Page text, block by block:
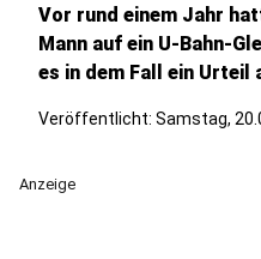
Vor rund einem Jahr
Mann auf ein U-Bahn-
es in dem Fall ein Urteil
Veröffentlicht: Samstag,
Anzeige